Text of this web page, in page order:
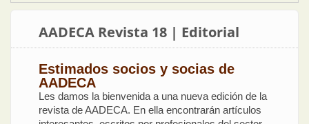
AADECA Revista 18 | Editorial
Estimados socios y socias de
AADECA
Les damos la bienvenida a una nueva edición de la
revista de AADECA. En ella encontrarán artículos